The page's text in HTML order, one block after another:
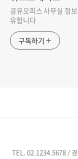
공유오피스 사무실 정
유합니다
구독하기
TEL. 02.1234.5678 /